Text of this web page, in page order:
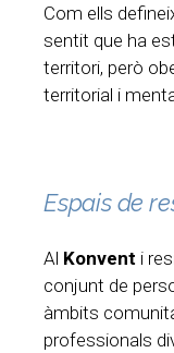
Com ells
sentit que ha
territori, però
territorial i
Espais de
Al Konvent i
conjunt de
àmbits
professionals